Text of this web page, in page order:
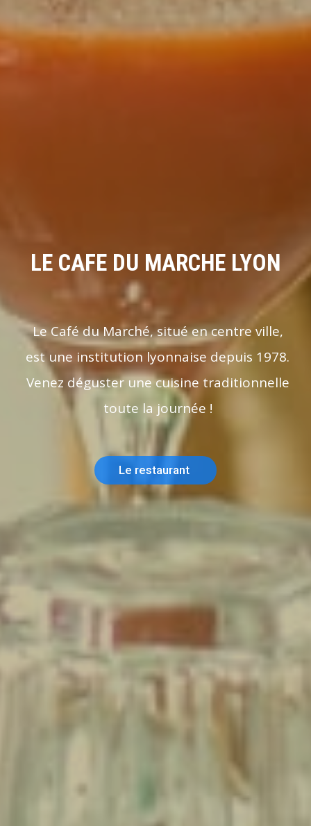
LE CAFE DU MARCHE LYON
Le restaurant
Le Café du Marché, situé en centre ville,
est une institution lyonnaise depuis 1978.
Venez déguster une cuisine traditionnelle
toute la journée !